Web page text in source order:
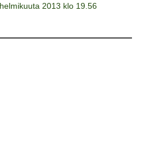
2013 klo 19.56